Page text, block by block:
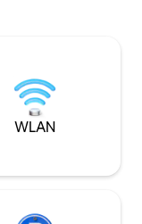
ausgestattet ist. Der private beheizte
Pool ermöglicht
oder Sommer zu
WLAN